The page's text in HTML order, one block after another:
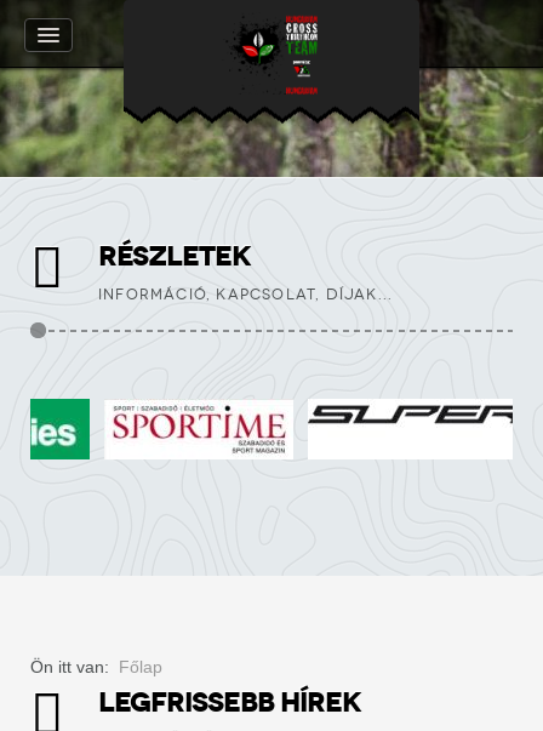
RÉSZLETEK
INFORMÁCIÓ, KAPCSOLAT, DÍJAK...
Ön itt van: Főlap
LEGFRISSEBB HÍREK